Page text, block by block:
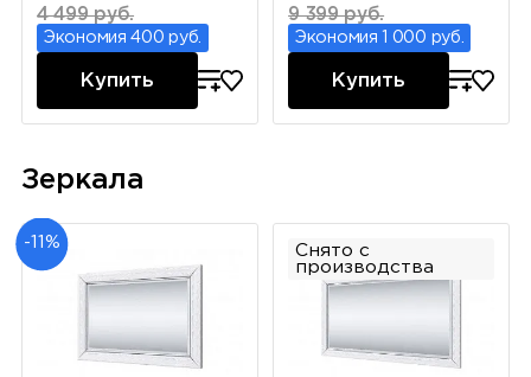
4 499 руб.
Экономия 400 руб.
Купить
9 399 руб.
Экономия 1 000 руб.
Купить
Зеркала
-11%
Снято с
производства